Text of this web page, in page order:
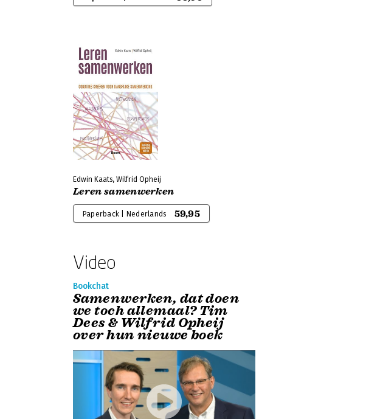
Edwin Kaats, Wilfrid Opheij
Leren samenwerken
Paperback | Nederlands 59,95
Video
Bookchat
Samenwerken, dat doen
we toch allemaal? Tim
Dees & Wilfrid Opheij
over hun nieuwe boek